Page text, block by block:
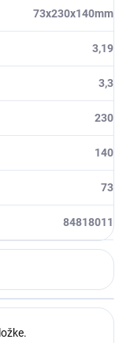
73x230x140mm
3,19
3,3
230
140
73
84818011